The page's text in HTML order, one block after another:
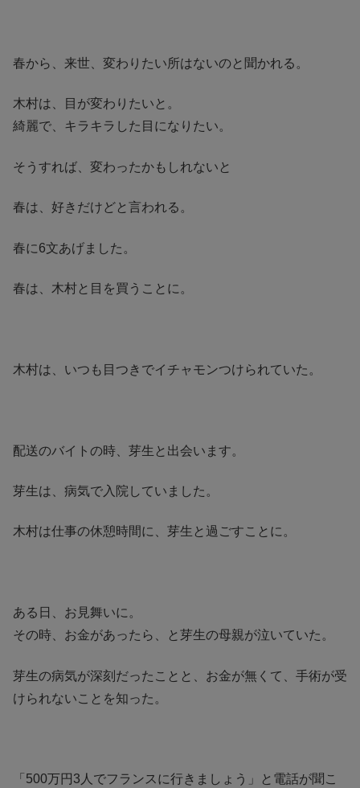
春から、来世、変わりたい所はないのと聞かれる。
木村は、目が変わりたいと。
綺麗で、キラキラした目になりたい。
そうすれば、変わったかもしれないと
春は、好きだけどと言われる。
春に6文あげました。
春は、木村と目を買うことに。
木村は、いつも目つきでイチャモンつけられていた。
配送のバイトの時、芽生と出会います。
芽生は、病気で入院していました。
木村は仕事の休憩時間に、芽生と過ごすことに。
ある日、お見舞いに。
その時、お金があったら、と芽生の母親が泣いていた。
芽生の病気が深刻だったことと、お金が無くて、手術が受
けられないことを知った。
「500万円3人でフランスに行きましょう」と電話が聞こ